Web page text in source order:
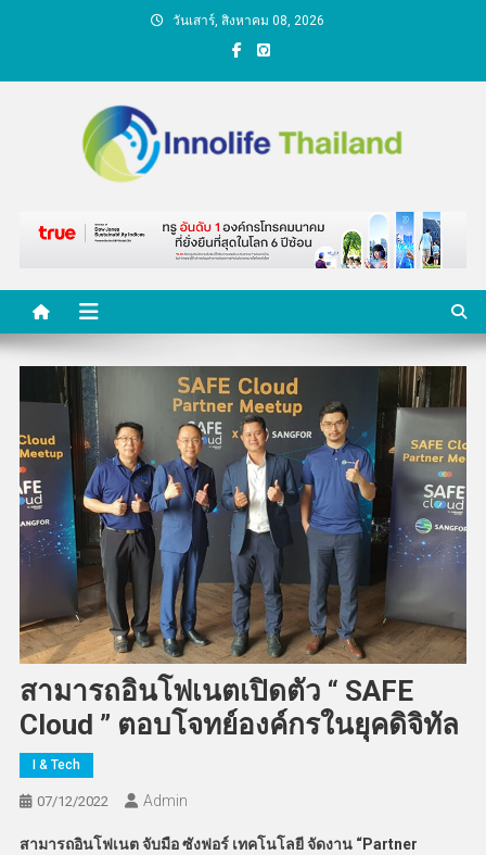
วันเสาร์, สิงหาคม 08, 2026
คนกับความคิด ชีวิตกับ
นวัตกรรม
สามารถอินโฟเนตเปิดตัว “ SAFE
Cloud ” ตอบโจทย์องค์กรในยุคดิจิทัล
I & Tech
07/12/2022 Admin
สามารถอินโฟเนต จับมือ ซังฟอร์ เทคโนโลยี จัดงาน “Partner